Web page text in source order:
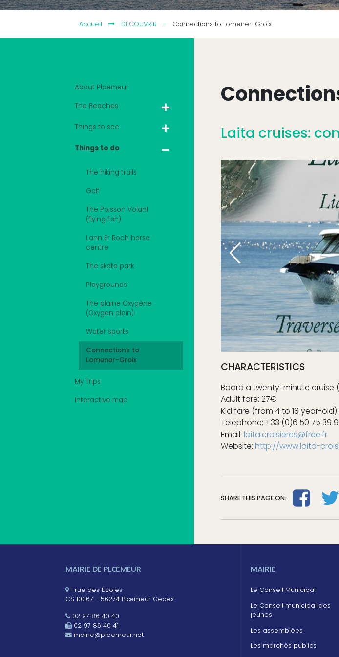
Accueil DÉCOUVRIR - Connections to Lomener-Groix
About Ploemeur
The Beaches
Things to see
Things to do
The hiking trails
Golf
The Poisson Volant
(flying fish)
Lann Er Roch horse
centre
The skate park
Playgrounds
The plaine Oxygène
(Oxygen plain)
Water sports
Connections to
Lomener-Groix
My Trips
Interactive map
Laita cruises:
CHARACTERISTICS
Board a twenty-minute cruise
Adult fare: 27€
Kid fare (from 4 to 18 year-
Telephone: +33 (0)6 50 75 39
Email: laita.croisieres@free.fr
Website: http://www.laita-
SHARE THIS PAGE ON:
MAIRIE DE PLŒMEUR
1 rue des Écoles
CS 10067 - 56274 Plœmeur Cedex
02 97 86 40 40
02 97 86 40 41
mairie@ploemeur.net
MAIRIE
Le Conseil Municipal
Le Conseil municipal des
jeunes
Les assemblées
Les marchés publics